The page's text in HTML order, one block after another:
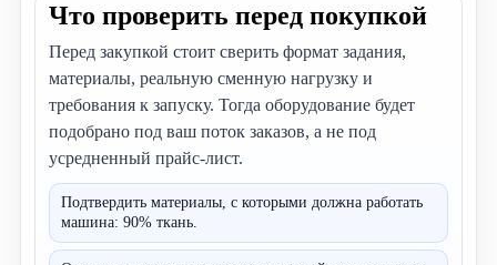
Что проверить перед покупкой
Перед закупкой стоит сверить формат задания,
материалы, реальную сменную нагрузку и
требования к запуску. Тогда оборудование будет
подобрано под ваш поток заказов, а не под
усредненный прайс-лист.
Подтвердить материалы, с которыми должна работать
машина: 90% ткань.